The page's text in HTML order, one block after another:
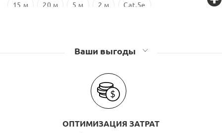
15 м 20 м 5 м 2 м Cat.5e
Ваши выгоды
ОПТИМИЗАЦИЯ ЗАТРАТ